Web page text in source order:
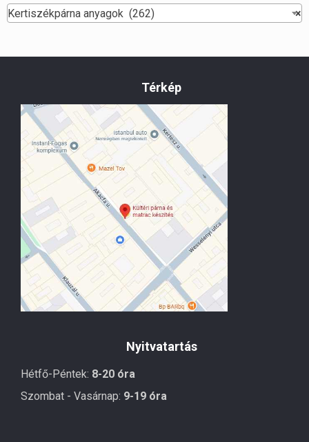
×
Kertiszékpárna anyagok (262)
Térkép
Nyitvatartás
Hétfő-Péntek: 8-20 óra
Szombat - Vasárnap: 9-19 óra